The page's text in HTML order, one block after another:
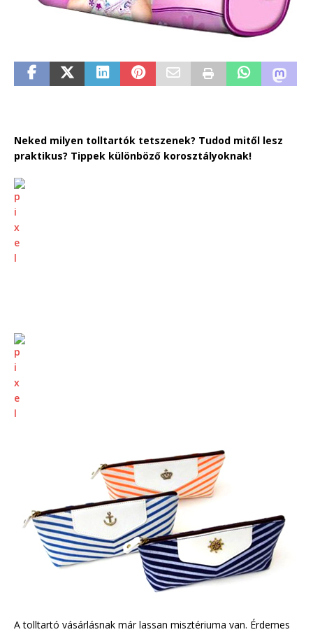
Neked milyen tolltartók tetszenek? Tudod mitől lesz
praktikus? Tippek különböző korosztályoknak!
A tolltartó vásárlásnak már lassan misztériuma van. Érdemes